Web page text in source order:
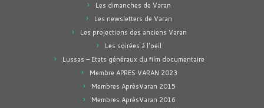
Les dimanches de Varan
Les newsletters de Varan
Les projections des anciens Varan
Les soirées à l'oeil
Lussas – Etats généraux du film documentaire
Membre APRES VARAN 2023
Membres AprèsVaran 2015
Membres AprèsVaran 2016